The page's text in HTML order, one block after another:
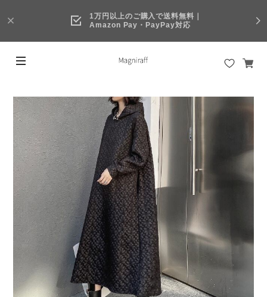
1万円以上のご購入で送料無料｜
Amazon Pay・PayPay対応